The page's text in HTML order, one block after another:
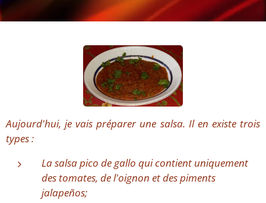
Aujourd'hui, je vais préparer une salsa. Il en existe trois
types :
La salsa pico de gallo qui contient uniquement
des tomates, de l'oignon et des piments
jalapeños;